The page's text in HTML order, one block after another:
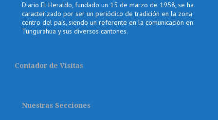
Diario El Heraldo, fundado un 15 de marzo de 1958, se ha
caracterizado por ser un periódico de tradición en la zona
centro del país, siendo un referente en la comunicación en
Tungurahua y sus diversos cantones.
Contador de Visitas
Nuestras Secciones